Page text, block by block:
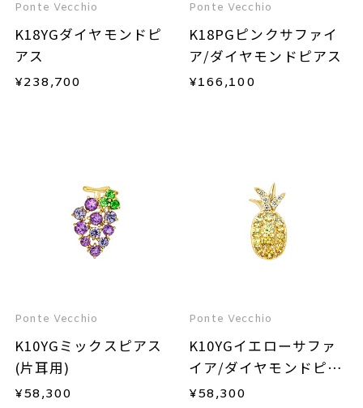
Ponte Vecchio
K18YGダイヤモンドピ
アス
¥238,700
Ponte Vecchio
K18PGピンクサファイ
ア/ダイヤモンドピアス
¥166,100
Ponte Vecchio
K10YGミックスピアス
(片耳用)
¥58,300
Ponte Vecchio
K10YGイエローサファ
イア/ダイヤモンドピア
ス(片耳用)
¥58,300